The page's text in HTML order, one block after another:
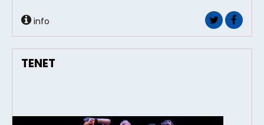
info
TENET